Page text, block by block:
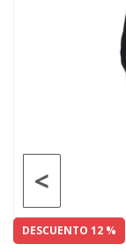
<
DESCUENTO 12 %